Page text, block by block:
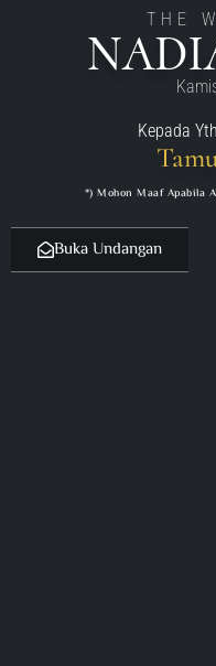
THE
Kepada
*) Mohon Maaf Apabila
Buka Undangan